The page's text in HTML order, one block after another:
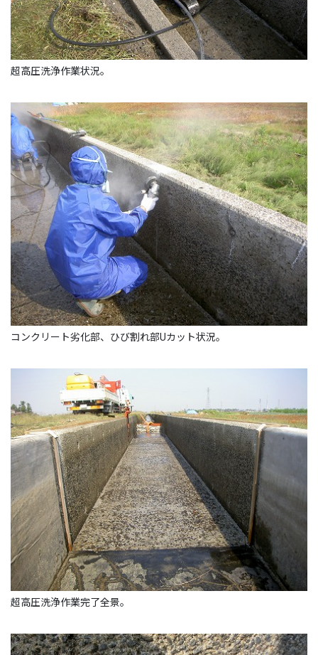
超高圧洗浄作業状況。
コンクリート劣化部、ひび割れ部Uカット状況。
超高圧洗浄作業完了全景。